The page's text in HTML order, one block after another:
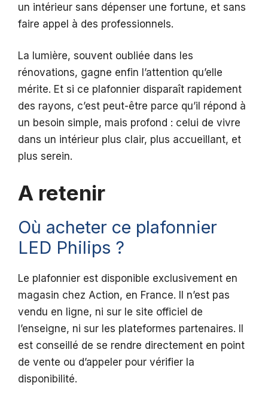
un intérieur sans dépenser une fortune, et sans
faire appel à des professionnels.
La lumière, souvent oubliée dans les
rénovations, gagne enfin l’attention qu’elle
mérite. Et si ce plafonnier disparaît rapidement
des rayons, c’est peut-être parce qu’il répond à
un besoin simple, mais profond : celui de vivre
dans un intérieur plus clair, plus accueillant, et
plus serein.
A retenir
Où acheter ce plafonnier
LED Philips ?
Le plafonnier est disponible exclusivement en
magasin chez Action, en France. Il n’est pas
vendu en ligne, ni sur le site officiel de
l’enseigne, ni sur les plateformes partenaires. Il
est conseillé de se rendre directement en point
de vente ou d’appeler pour vérifier la
disponibilité.